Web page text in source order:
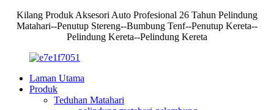
Kilang Produk Aksesori Auto Profesional 26 Tahun Pelindung
Matahari--Penutup Stereng--Bumbung Tenf--Penutup Kereta--
Pelindung Kereta--Pelindung Kereta
Laman Utama
Produk
Teduhan Matahari